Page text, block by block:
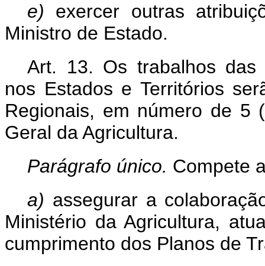
e) exercer outras
Ministro de Estado.
Art. 13. Os trabalhos das
nos Estados e Territórios
Regionais, em número de 5
Geral da Agricultura.
Parágrafo único. Compete
a) assegurar a
Ministério da Agricultura,
cumprimento dos Planos de